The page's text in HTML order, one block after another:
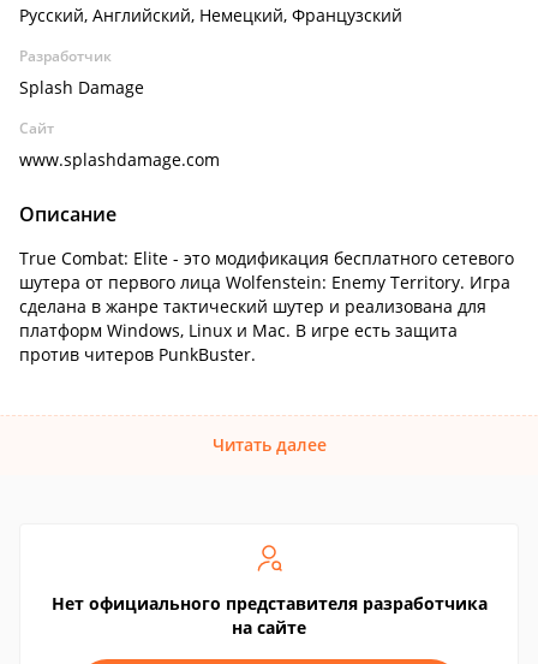
Русский, Английский, Немецкий, Французский
Разработчик
Splash Damage
Сайт
www.splashdamage.com
Описание
True Combat: Elite - это модификация бесплатного сетевого
шутера от первого лица Wolfenstein: Enemy Territory. Игра
сделана в жанре тактический шутер и реализована для
платформ Windows, Linux и Mac. В игре есть защита
против читеров PunkBuster.
Читать далее
Нет официального представителя разработчика
на сайте